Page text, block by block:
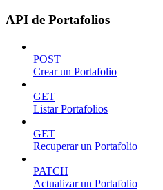
API de Portafolios
POST
Crear un Portafolio
GET
Listar Portafolios
GET
Recuperar un Portafolio
PATCH
Actualizar un Portafolio